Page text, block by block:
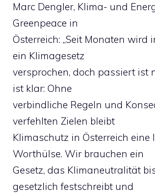
Marc Dengler, Klima- und
Greenpeace in
Österreich: „Seit Monaten wird
ein Klimagesetz
versprochen, doch passiert ist
ist klar: Ohne
verbindliche Regeln und
verfehlten Zielen bleibt
Klimaschutz in Österreich eine
Worthülse. Wir brauchen ein
Gesetz, das Klimaneutralität
gesetzlich festschreibt und